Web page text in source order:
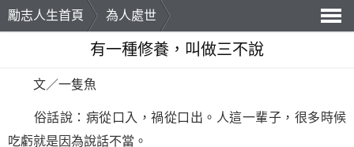
勵志人生首頁
為人處世
導
有一種修養，叫做三不說
文／一隻魚
俗話說：病從口入，禍從口出。人這一輩子，很多時候
吃虧就是因為說話不當。